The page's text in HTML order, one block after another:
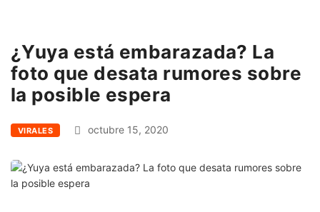
¿Yuya está embarazada? La
foto que desata rumores sobre
la posible espera
VIRALES octubre 15, 2020